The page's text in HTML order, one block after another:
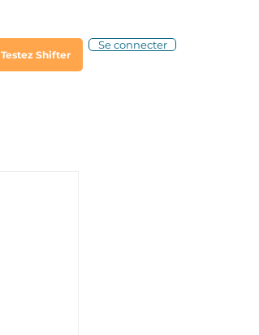
Testez Shifter
Se connecter